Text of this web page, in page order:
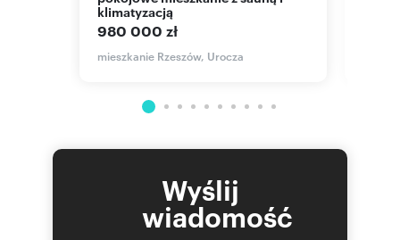
klimatyzacją
980 000 zł
mieszkanie Rzeszów, Urocza
Wyślij
wiadomość